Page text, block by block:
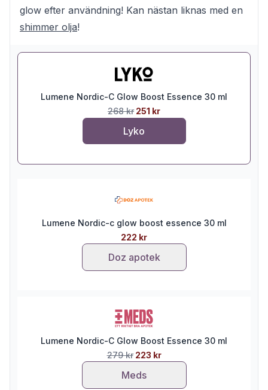
glow efter användning! Kan nästan liknas med en
shimmer olja!
Lumene Nordic-C Glow Boost Essence 30 ml
268 kr 251 kr
Lyko
Lumene Nordic-c glow boost essence 30 ml
222 kr
Doz apotek
Lumene Nordic-C Glow Boost Essence 30 ml
279 kr 223 kr
Meds